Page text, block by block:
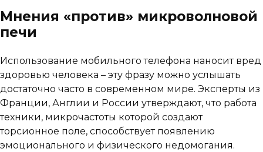
Мнения «против» микроволновой
печи
Использование мобильного телефона наносит вред
здоровью человека – эту фразу можно услышать
достаточно часто в современном мире. Эксперты из
Франции, Англии и России утверждают, что работа
техники, микрочастоты которой создают
торсионное поле, способствует появлению
эмоционального и физического недомогания.